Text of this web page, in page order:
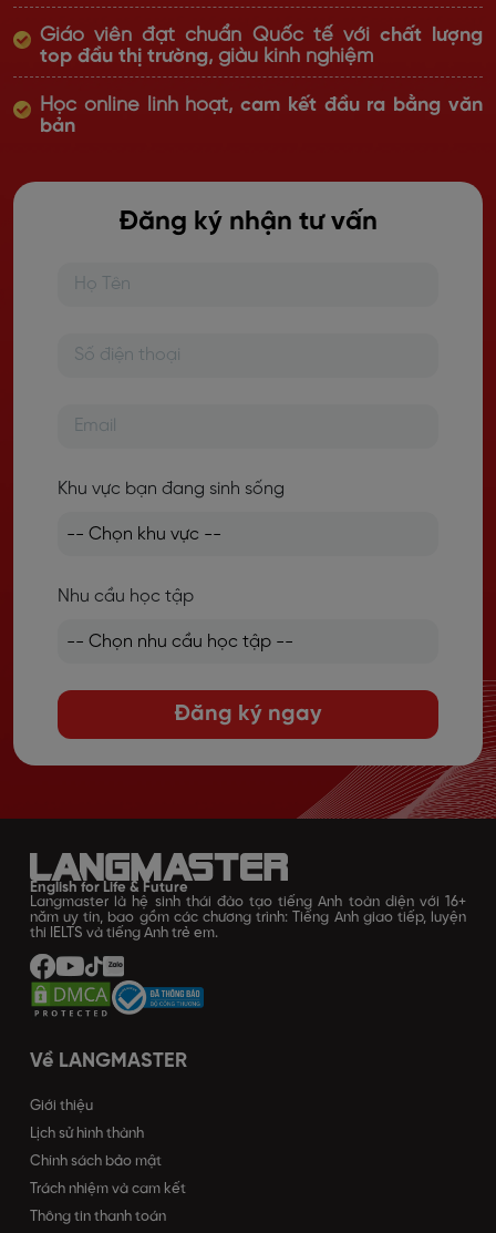
Giáo viên đạt chuẩn Quốc tế với chất lượng
top đầu thị trường, giàu kinh nghiệm
Học online linh hoạt,cam kết đầu ra bằng văn
bản
Đăng ký nhận tư vấn
Khu vực bạn đang sinh sống
Nhu cầu học tập
Đăng ký ngay
English for Life & Future
Langmaster là hệ sinh thái đào tạo tiếng Anh toàn diện với 16+
năm uy tín, bao gồm các chương trình: Tiếng Anh giao tiếp, luyện
thi IELTS và tiếng Anh trẻ em.
Về LANGMASTER
Giới thiệu
Lịch sử hình thành
Chính sách bảo mật
Trách nhiệm và cam kết
Thông tin thanh toán